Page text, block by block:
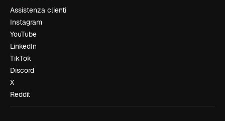
Assistenza clienti
Instagram
YouTube
LinkedIn
TikTok
Discord
X
Reddit